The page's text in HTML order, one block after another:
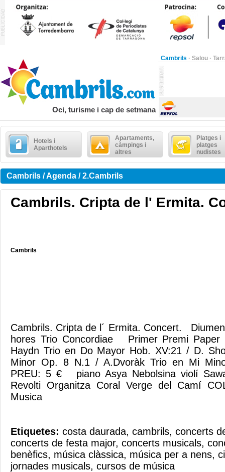
Cambrils · Salou ·
Oci, turisme i cap de setmana
Hotels i
Aparthotels
Apartaments,
càmpings i
altres
Platges i
platges
nudistes
Cambrils / Agenda / 2.Cambrils
Cambrils. Cripta de l' Ermita.
Cambrils
Cambrils. Cripta de l´ Ermita. Concert.
hores Trio Concordiae Primer Premi Paper
Haydn Trio en Do Mayor Hob. XV:21 / D.
Minor Op. 8 N.1 / A.Dvoràk Trio en Mi
PREU: 5 € piano Asya Nebolsina violí
Revolti Organitza Coral Verge del Camí
Musica
Etiquetes: costa daurada, cambrils, concerts
concerts de festa major, concerts musicals,
benèfics, música clàssica, música per a nens,
jornades musicals, cursos de música